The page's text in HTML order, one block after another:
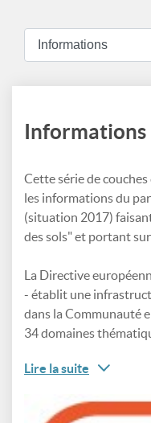
Informations
Cette série de
les informations du
(situation 2017)
des sols" et portant
La Directive
- établit une
dans la Communauté
34 domaines
Lire la suite